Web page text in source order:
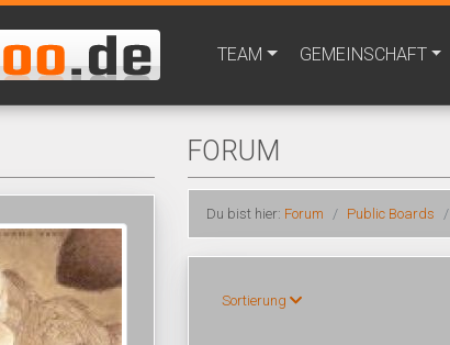
TEAM GEMEINSCHAFT
FORUM
Du bist hier: Forum Public Boards
Sortierung